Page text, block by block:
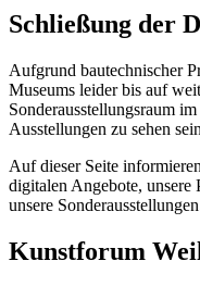
Schließung der
Aufgrund bautechnischer
Museums leider bis auf
Sonderausstellungsraum
Ausstellungen zu sehen
Auf dieser Seite
digitalen Angebote, unsere
unsere
Kunstforum